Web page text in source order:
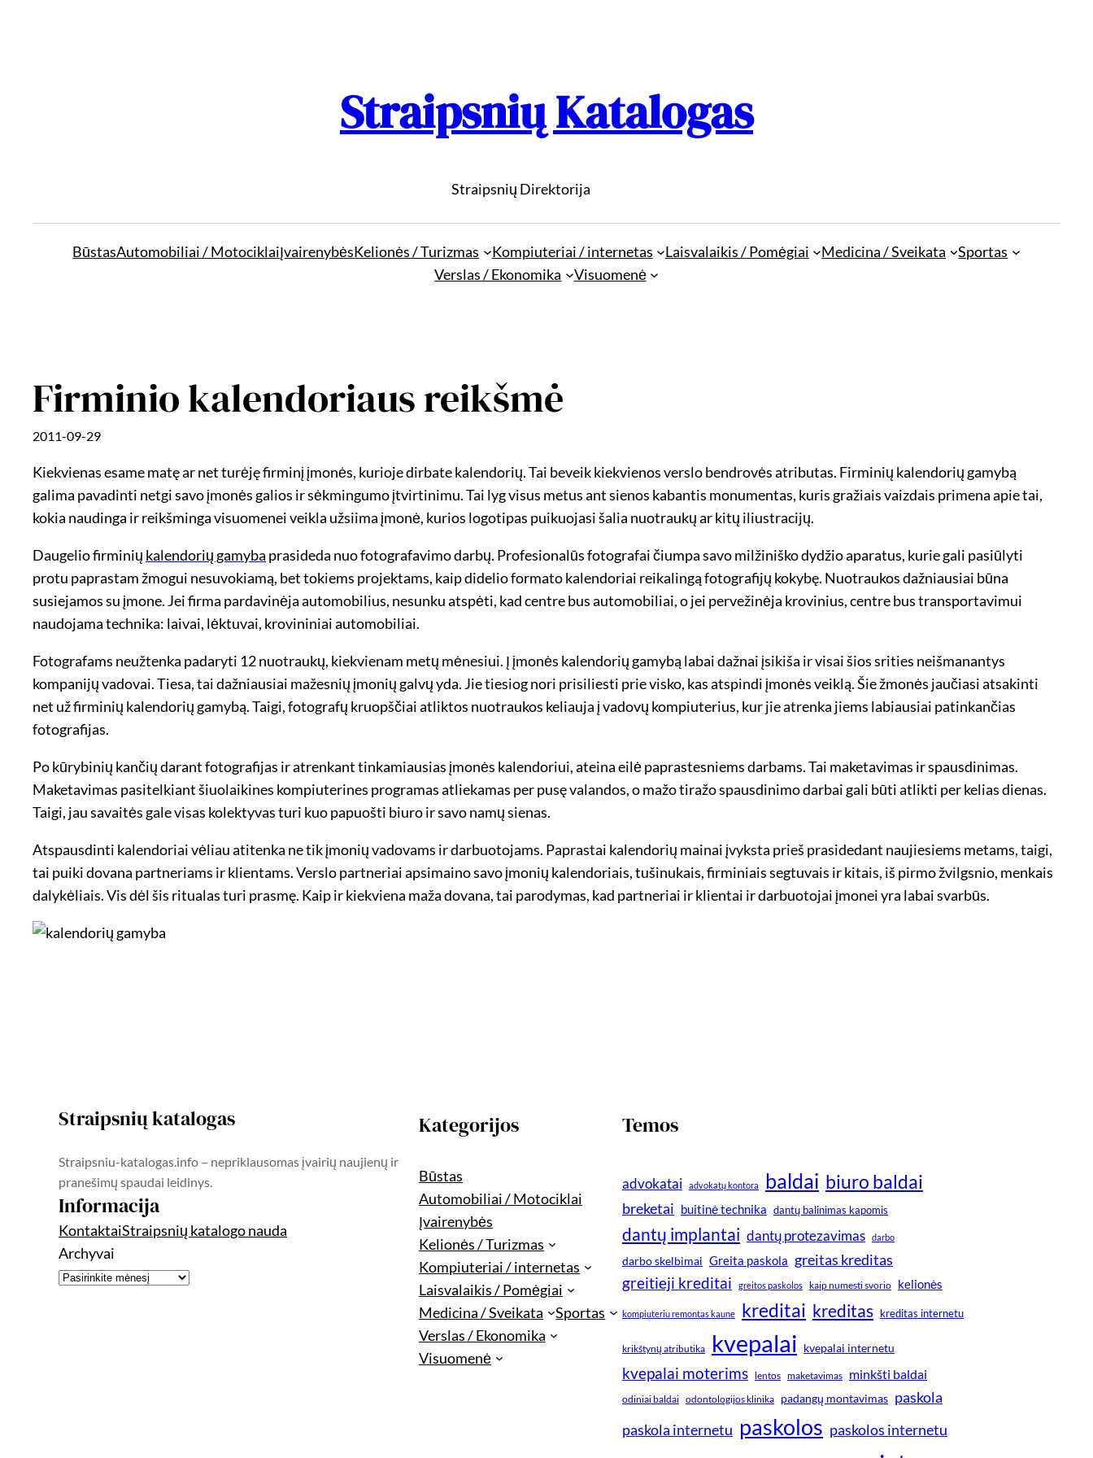
Straipsnių Katalogas
Straipsnių Direktorija
BūstasAutomobiliai / MotociklaiĮvairenybėsKelionės / Turizmas Kompiuteriai / internetas Laisvalaikis / Pomėgiai Medicina / Sveikata
Sportas
Verslas / Ekonomika
Visuomenė
Firminio kalendoriaus reikšmė
2011-09-29
Kiekvienas esame matę ar net turėję firminį įmonės, kurioje dirbate kalendorių. Tai beveik kiekvienos verslo bendrovės atributas. Firminių kalendorių gamybą
galima pavadinti netgi savo įmonės galios ir sėkmingumo įtvirtinimu. Tai lyg visus metus ant sienos kabantis monumentas, kuris gražiais vaizdais primena apie tai,
kokia naudinga ir reikšminga visuomenei veikla užsiima įmonė, kurios logotipas puikuojasi šalia nuotraukų ar kitų iliustracijų.
Daugelio firminių kalendorių gamyba prasideda nuo fotografavimo darbų. Profesionalūs fotografai čiumpa savo milžiniško dydžio aparatus, kurie gali pasiūlyti
protu paprastam žmogui nesuvokiamą, bet tokiems projektams, kaip didelio formato kalendoriai reikalingą fotografijų kokybę. Nuotraukos dažniausiai būna
susiejamos su įmone. Jei firma pardavinėja automobilius, nesunku atspėti, kad centre bus automobiliai, o jei pervežinėja krovinius, centre bus transportavimui
naudojama technika: laivai, lėktuvai, krovininiai automobiliai.
Fotografams neužtenka padaryti 12 nuotraukų, kiekvienam metų mėnesiui. Į įmonės kalendorių gamybą labai dažnai įsikiša ir visai šios srities neišmanantys
kompanijų vadovai. Tiesa, tai dažniausiai mažesnių įmonių galvų yda. Jie tiesiog nori prisiliesti prie visko, kas atspindi įmonės veiklą. Šie žmonės jaučiasi atsakinti
net už firminių kalendorių gamybą. Taigi, fotografų kruopščiai atliktos nuotraukos keliauja į vadovų kompiuterius, kur jie atrenka jiems labiausiai patinkančias
fotografijas.
Po kūrybinių kančių darant fotografijas ir atrenkant tinkamiausias įmonės kalendoriui, ateina eilė paprastesniems darbams. Tai maketavimas ir spausdinimas.
Maketavimas pasitelkiant šiuolaikines kompiuterines programas atliekamas per pusę valandos, o mažo tiražo spausdinimo darbai gali būti atlikti per kelias dienas.
Taigi, jau savaitės gale visas kolektyvas turi kuo papuošti biuro ir savo namų sienas.
Atspausdinti kalendoriai vėliau atitenka ne tik įmonių vadovams ir darbuotojams. Paprastai kalendorių mainai įvyksta prieš prasidedant naujiesiems metams, taigi,
tai puiki dovana partneriams ir klientams. Verslo partneriai apsimaino savo įmonių kalendoriais, tušinukais, firminiais segtuvais ir kitais, iš pirmo žvilgsnio, menkais
dalykėliais. Vis dėl šis ritualas turi prasmę. Kaip ir kiekviena maža dovana, tai parodymas, kad partneriai ir klientai ir darbuotojai įmonei yra labai svarbūs.
Straipsnių katalogas
Straipsniu-katalogas.info – nepriklausomas įvairių naujienų ir
pranešimų spaudai leidinys.
Informacija
KontaktaiStraipsnių katalogo nauda
Archyvai
Kategorijos
Būstas
Automobiliai / Motociklai
Įvairenybės
Kelionės / Turizmas
Kompiuteriai / internetas
Laisvalaikis / Pomėgiai
Medicina / Sveikata
Sportas
Verslas / Ekonomika
Visuomenė
Temos
advokatai advokatų kontora baldai biuro baldai
breketai buitinė technika dantų balinimas kapomis
dantų implantai dantų protezavimas darbo
darbo skelbimai Greita paskola greitas kreditas
greitieji kreditai greitos paskolos kaip numesti svorio kelionės
kompiuteriu remontas kaune kreditai kreditas kreditas internetu
krikštynų atributika kvepalai kvepalai internetu
kvepalai moterims lentos maketavimas minkšti baldai
odiniai baldai odontologijos klinika padangų montavimas paskola
paskola internetu paskolos paskolos internetu